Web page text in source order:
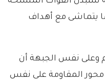
يتماشى مع أهداف
وعلى نفس الجبهة أن
محور المقاومة على نفس